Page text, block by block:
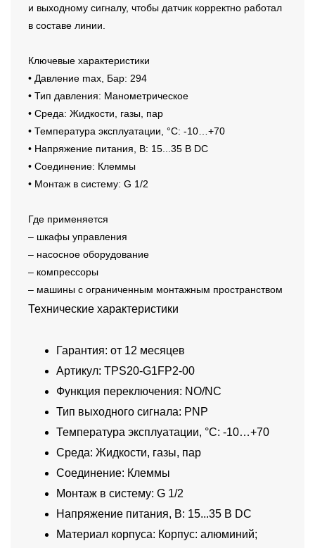
и выходному сигналу, чтобы датчик корректно работал
в составе линии.
Ключевые характеристики
• Давление max, Бар: 294
• Тип давления: Манометрическое
• Среда: Жидкости, газы, пар
• Температура эксплуатации, °C: -10…+70
• Напряжение питания, В: 15...35 В DC
• Соединение: Клеммы
• Монтаж в систему: G 1/2
Где применяется
– шкафы управления
– насосное оборудование
– компрессоры
– машины с ограниченным монтажным пространством
Технические характеристики
Гарантия: от 12 месяцев
Артикул: TPS20-G1FP2-00
Функция переключения: NO/NC
Тип выходного сигнала: PNP
Температура эксплуатации, °C: -10…+70
Среда: Жидкости, газы, пар
Соединение: Клеммы
Монтаж в систему: G 1/2
Напряжение питания, В: 15...35 В DC
Материал корпуса: Корпус: алюминий;